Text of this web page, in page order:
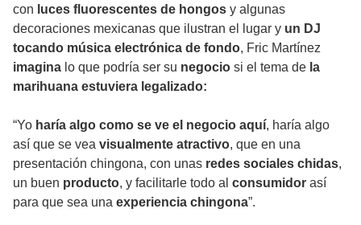
con luces fluorescentes de hongos y algunas
decoraciones mexicanas que ilustran el lugar y un DJ
tocando música electrónica de fondo, Fric Martínez
imagina lo que podría ser su negocio si el tema de la
marihuana estuviera legalizado:
“Yo haría algo como se ve el negocio aquí, haría algo
así que se vea visualmente atractivo, que en una
presentación chingona, con unas redes sociales chidas,
un buen producto, y facilitarle todo al consumidor así
para que sea una experiencia chingona”.